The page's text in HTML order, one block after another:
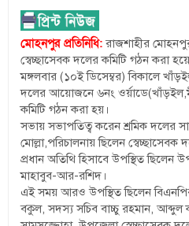
মোহনপুর প্রতিনিধি: রাজশাহীর
স্বেচ্ছাসেবক দলের কমিটি গঠন করা
মঙ্গলবার (১০ই ডিসেম্বর) বিকালে
দলের আয়োজনে ৬নং
কমিটি গঠন করা হয়।
সভায় সভাপতিত্ব করেন শ্রমিক দলের
মোল্লা,পরিচালনায় ছিলেন
প্রধান অতিথি হিসাবে উপস্থিত
মাহাবুব-আর-রশিদ।
এই সময় আরও উপস্থিত ছিলেন
বকুল, সদস্য সচিব বাচ্চু রহমান, আব্দুল